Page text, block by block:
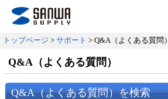
トップページ > サポート > Q&A（よくある質問）
Q&A（よくある質問）
Q&A（よくある質問）を検索